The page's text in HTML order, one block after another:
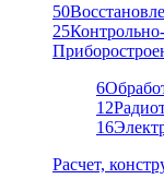
50
25
6
12
16
Расчет,